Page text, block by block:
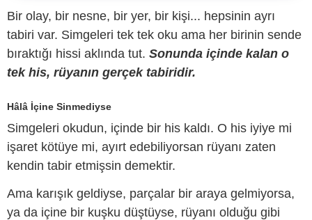
Bir olay, bir nesne, bir yer, bir kişi... hepsinin ayrı
tabiri var. Simgeleri tek tek oku ama her birinin sende
bıraktığı hissi aklında tut. Sonunda içinde kalan o
tek his, rüyanın gerçek tabiridir.
Hâlâ İçine Sinmediyse
Simgeleri okudun, içinde bir his kaldı. O his iyiye mi
işaret kötüye mi, ayırt edebiliyorsan rüyanı zaten
kendin tabir etmişsin demektir.
Ama karışık geldiyse, parçalar bir araya gelmiyorsa,
ya da içine bir kuşku düştüyse, rüyanı olduğu gibi